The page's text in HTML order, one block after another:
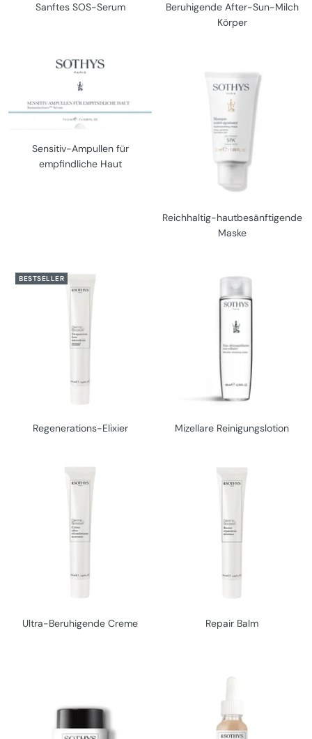
Sanftes SOS-Serum
Beruhigende After-Sun-Milch
Körper
Sensitiv-Ampullen für
empfindliche Haut
Reichhaltig-hautbesänftigende
Maske
BESTSELLER
Regenerations-Elixier Mizellare Reinigungslotion
Ultra-Beruhigende Creme Repair Balm